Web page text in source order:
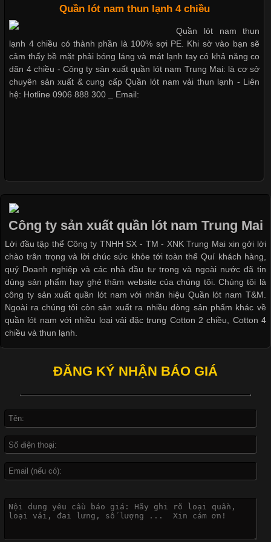
Chất Liệu Bamboo Xu Hướng Mới Trong Ngành Thời Trang
Cập nhật 2026-05-21 14:59:25
Trong những năm gần đây, vải Bamboo đang trở thành một
trong những chất liệu được yêu thích trong ngành thời trang
Cập nhật 2026-05-20 14:58:56
Vải thun là một trong những chất liệu được sử dụng rộng rãi
nhất trong ngành thời trang nhờ đặc tính co giãn, mềm mại và
thoải mái khi mặc. Từ áo thun, đồ thể thao cho đến đồ lót nam,
vải thun luôn đóng vai trò quan trọng trong quá trình sản xuất.
Hiện nay, nhu cầu tìm kiếm quần lót nam giá
Xu Hướng Form Áo Thun Phổ Biến Trong Ngành May Mặc
Cập nhật 2026-05-09 15:58:23
Các Form Áo Thun Phổ Biến Hiện Nay Và Xu Hướng Trong
Ngành May Mặc Áo thun là một trong những trang phục quen
thuộc và được sử dụng phổ biến nhất hiện nay. Không chỉ đa
dạng về màu sắc hay chất liệu, áo thun còn có nhiều form dáng
khác nhau để phù hợp với từng phong cách thời trang và nhu
cầu
Nguyên bộ quần lót nam Boxer thun lạnh giá rẻ
Dễ chịu hơn với quần lót nam giá rẻ vải Cotton 4 chiều
Quần lót nam thun lạnh 4 chiều
Quần lót nam thun
lạnh 4 chiều có thành phần là 100% sợi PE. Khi sờ vào bạn sẽ
cảm thấy bề mặt phải bóng láng và mát lạnh tay có khả năng co
dãn 4 chiều - Công ty sản xuất quần lót nam Trung Mai: là cơ sở
chuyên sản xuất & cung cấp Quần lót nam vải thun lạnh - Liên
hệ: Hotline 0906 888 300 _ Email:
Công ty sản xuất quần lót nam Trung Mai
Lời đầu tập thể Công ty TNHH SX - TM - XNK Trung Mai xin gởi lời
chào trân trọng và lời chúc sức khỏe tới toàn thể Quí khách hàng,
quý Doanh nghiệp và các nhà đầu tư trong và ngoài nước đã tin
dùng sản phẩm hay ghé thăm website của chúng tôi. Chúng tôi là
công ty sản xuất quần lót nam với nhãn hiệu Quần lót nam T&M.
Ngoài ra chúng tôi còn sản xuất ra nhiều dòng sản phẩm khác về
quần lót nam với nhiều loại vải đặc trung Cotton 2 chiều, Cotton 4
chiều và thun lạnh.
ĐĂNG KÝ NHẬN BÁO GIÁ